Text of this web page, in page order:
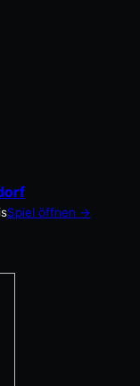
Spiel öffnen →